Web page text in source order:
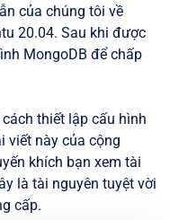
của chúng tôi về
20.04. Sau khi được
MongoDB để chấp
thiết lập cấu hình
viết này của cộng
khích bạn xem tài
là tài nguyên tuyệt vời
cấp.